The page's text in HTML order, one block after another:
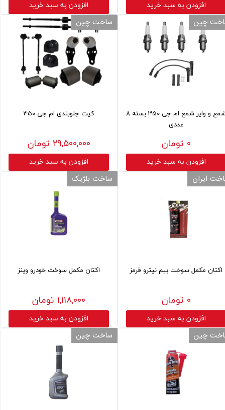
افزودن به سبد خرید افزودن به سبد خرید
شمع و وایر شمع ام جی 350 بسته 8
عددی
۰ تومان
افزودن به سبد خرید
چین
کیت جلوبندی ام جی 350
۲۹,۵۰۰,۰۰۰ تومان
افزودن به سبد خرید
ساخت چین
اکتان مکمل سوخت بیم نیترو قرمز
۰ تومان
افزودن به سبد خرید
ایران
اکتان مکمل سوخت خودرو وینز
۱,۱۱۸,۰۰۰ تومان
افزودن به سبد خرید
ساخت بلژیک
چین ساخت چین